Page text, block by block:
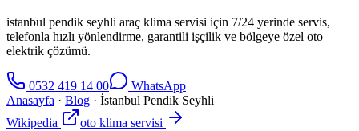
istanbul pendik seyhli araç klima servisi için 7/24 yerinde servis,
telefonla hızlı yönlendirme, garantili işçilik ve bölgeye özel oto
elektrik çözümü.
0532 419 14 00
WhatsApp
Anasayfa · Blog · İstanbul Pendik Seyhli
Wikipedia
oto klima servisi